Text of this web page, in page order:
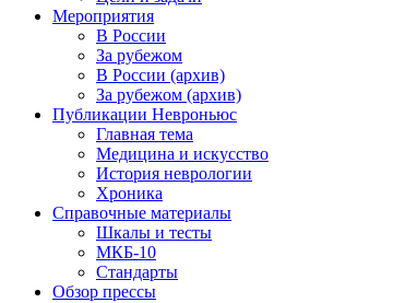
Мероприятия
В России
За рубежом
В России (архив)
За рубежом (архив)
Публикации Невроньюс
Главная тема
Медицина и искусство
История неврологии
Хроника
Справочные материалы
Шкалы и тесты
МКБ-10
Стандарты
Обзор прессы